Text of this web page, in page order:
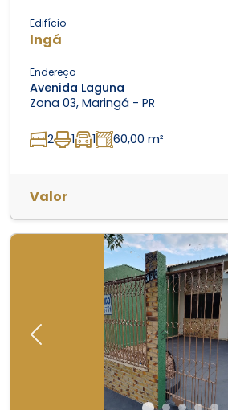
Edifício
Ingá
Endereço
Avenida Laguna
Zona 03, Maringá - PR
2 1 1 60,00 m²
Valor
Previous